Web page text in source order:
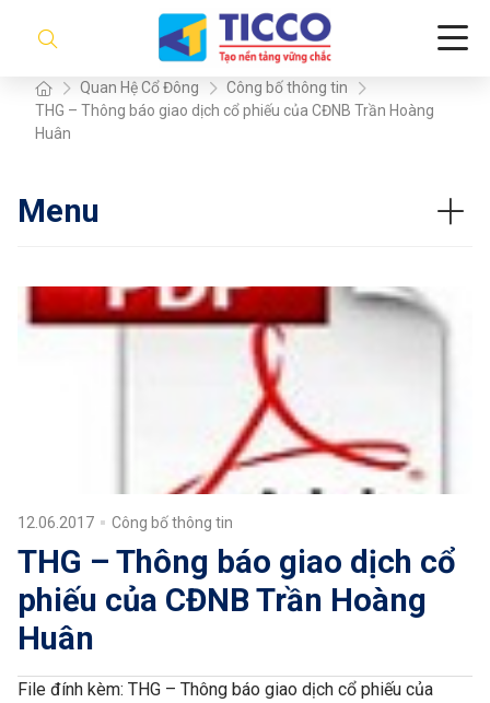
Quan Hệ Cổ Đông
Công bố thông tin
THG – Thông báo giao dịch cổ phiếu của CĐNB Trần Hoàng
Huân
12.06.2017 Công bố thông tin
THG – Thông báo giao dịch cổ
phiếu của CĐNB Trần Hoàng
Huân
File đính kèm: THG – Thông báo giao dịch cổ phiếu của
Menu